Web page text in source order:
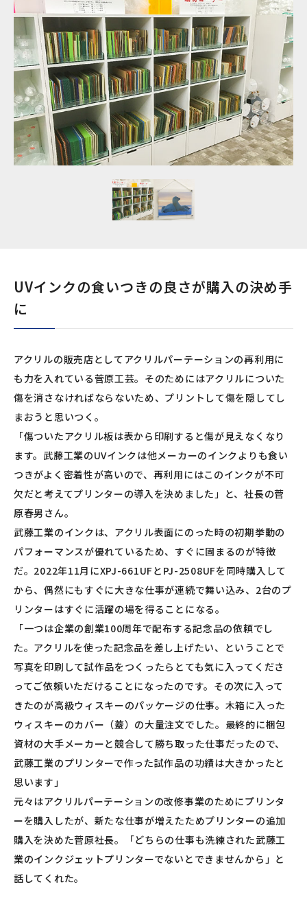
UVインクの食いつきの良さが購入の決め手
に
アクリルの販売店としてアクリルパーテーションの再利用に
も力を入れている菅原工芸。そのためにはアクリルについた
傷を消さなければならないため、プリントして傷を隠してし
まおうと思いつく。
「傷ついたアクリル板は表から印刷すると傷が見えなくなり
ます。武藤工業のUVインクは他メーカーのインクよりも食い
つきがよく密着性が高いので、再利用にはこのインクが不可
欠だと考えてプリンターの導入を決めました」と、社長の菅
原春男さん。
武藤工業のインクは、アクリル表面にのった時の初期挙動の
パフォーマンスが優れているため、すぐに固まるのが特徴
だ。2022年11月にXPJ-661UFとPJ-2508UFを同時購入して
から、偶然にもすぐに大きな仕事が連続で舞い込み、2台のプ
リンターはすぐに活躍の場を得ることになる。
「一つは企業の創業100周年で配布する記念品の依頼でし
た。アクリルを使った記念品を差し上げたい、ということで
写真を印刷して試作品をつくったらとても気に入ってくださ
ってご依頼いただけることになったのです。その次に入って
きたのが高級ウィスキーのパッケージの仕事。木箱に入った
ウィスキーのカバー（蓋）の大量注文でした。最終的に梱包
資材の大手メーカーと競合して勝ち取った仕事だったので、
武藤工業のプリンターで作った試作品の功績は大きかったと
思います」
元々はアクリルパーテーションの改修事業のためにプリンタ
ーを購入したが、新たな仕事が増えたためプリンターの追加
購入を決めた菅原社長。「どちらの仕事も洗練された武藤工
業のインクジェットプリンターでないとできませんから」と
話してくれた。